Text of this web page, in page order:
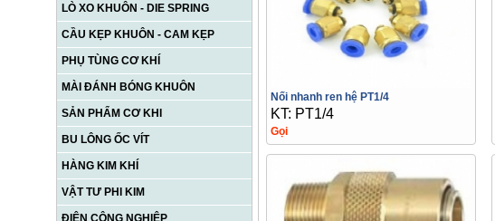
LÒ XO KHUÔN - DIE SPRING
CẦU KẸP KHUÔN - CAM KẸP
PHỤ TÙNG CƠ KHÍ
MÀI ĐÁNH BÓNG KHUÔN
SẢN PHẨM CƠ KHI
BU LÔNG ỐC VÍT
HÀNG KIM KHÍ
VẬT TƯ PHI KIM
ĐIỆN CÔNG NGHIỆP
Nối nhanh ren hệ PT1/4
KT: PT1/4
Gọi